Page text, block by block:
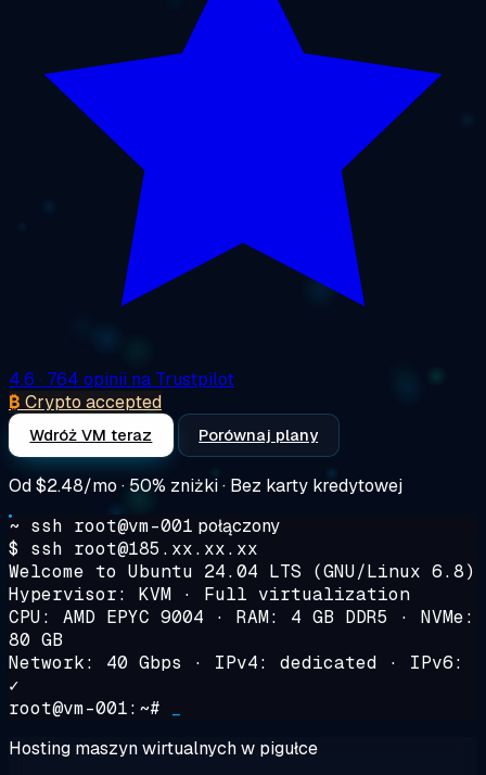
4.6 · 764 opinii na Trustpilot
₿ Crypto accepted
Wdróż VM teraz Porównaj plany
Od$2.48/mo · 50% zniżki · Bez karty kredytowej
~ ssh root@vm-001 połączony
$ ssh root@185.xx.xx.xx
Welcome to Ubuntu 24.04 LTS (GNU/Linux 6.8)
Hypervisor: KVM · Full virtualization
CPU: AMD EPYC 9004 · RAM: 4 GB DDR5 · NVMe:
80 GB
Network: 40 Gbps · IPv4: dedicated · IPv6:
✓
root@vm-001:~#
Hosting maszyn wirtualnych w pigułce